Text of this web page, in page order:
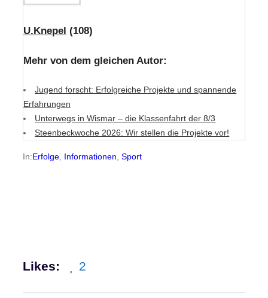
U.Knepel (108)
Mehr von dem gleichen Autor:
Jugend forscht: Erfolgreiche Projekte und spannende
Erfahrungen
Unterwegs in Wismar – die Klassenfahrt der 8/3
Steenbeckwoche 2026: Wir stellen die Projekte vor!
In:Erfolge Informationen Sport
Likes: 2